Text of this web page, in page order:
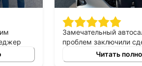
Замечательный
проблем заключили
этот же день на новой
Рекомендую!
Читать